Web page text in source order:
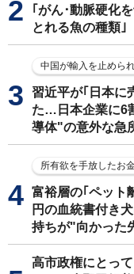
｢がん･動脈硬化
とれる魚の種類｣
中国が輸入を止めら
習近平が｢日本に
た…日本企業に6
導体"の意外な急
所有欲を手放したお
富裕層の｢ペット
円の血統書付き
持ちが"向かった
高市政権にとっ